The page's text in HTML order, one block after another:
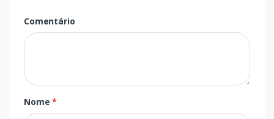
Comentário
Nome*